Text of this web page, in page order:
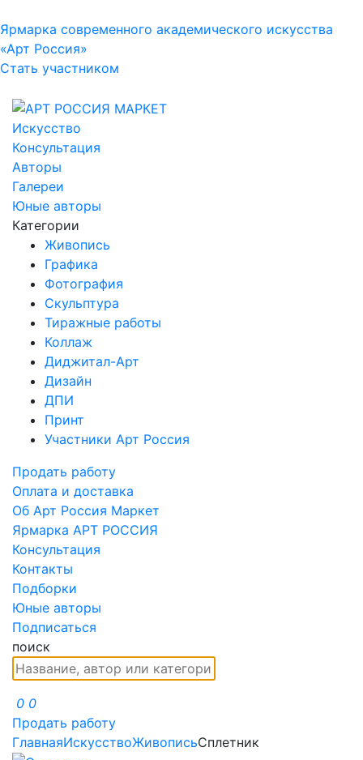
Ярмарка современного академического искусства
«Арт Россия»
Стать участником
Искусство
Консультация
Авторы
Галереи
Юные авторы
Категории
Живопись
Графика
Фотография
Скульптура
Тиражные работы
Коллаж
Диджитал-Арт
Дизайн
ДПИ
Принт
Участники Арт Россия
Продать работу
Оплата и доставка
Об Арт Россия Маркет
Ярмарка АРТ РОССИЯ
Консультация
Контакты
Подборки
Юные авторы
Подписаться
поиск
0 0
Продать работу
ГлавнаяИскусствоЖивописьСплетник